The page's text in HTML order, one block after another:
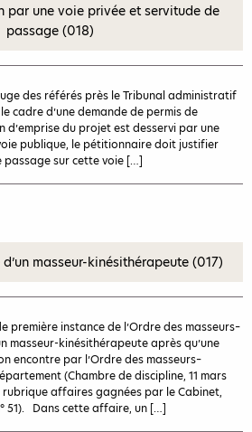
par une voie privée et servitude de
passage (018)
des référés près le Tribunal administratif
cadre d’une demande de permis de
du projet est desservi par une
publique, le pétitionnaire doit justifier
passage sur cette voie […]
masseur-kinésithérapeute (017)
première instance de l’Ordre des masseurs–
masseur-kinésithérapeute après qu’une
encontre par l’Ordre des masseurs–
(Chambre de discipline, 11 mars
rubrique affaires gagnées par le Cabinet,
51). Dans cette affaire, un […]